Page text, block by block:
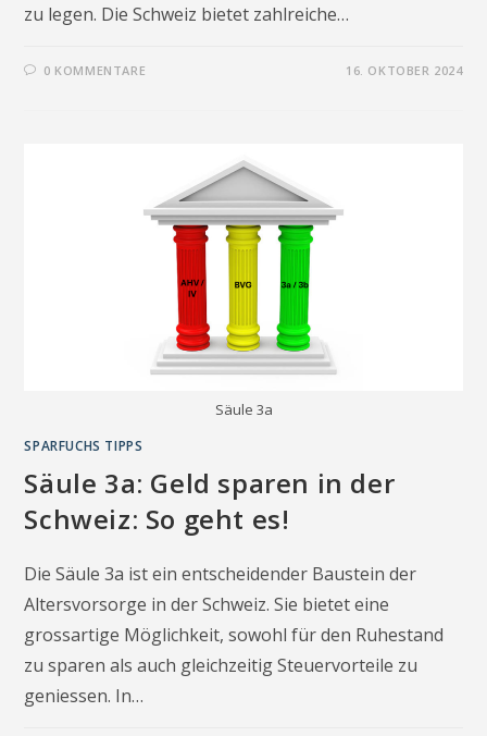
zu legen. Die Schweiz bietet zahlreiche…
0 KOMMENTARE 16. OKTOBER 2024
Säule 3a
SPARFUCHS TIPPS
Säule 3a: Geld sparen in der
Schweiz: So geht es!
Die Säule 3a ist ein entscheidender Baustein der
Altersvorsorge in der Schweiz. Sie bietet eine
grossartige Möglichkeit, sowohl für den Ruhestand
zu sparen als auch gleichzeitig Steuervorteile zu
geniessen. In…